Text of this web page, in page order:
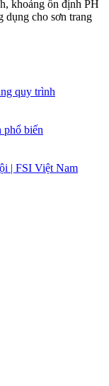
khoảng ổn định PH
dụng cho sơn trang
quy trình
phổ biến
| FSI Việt Nam